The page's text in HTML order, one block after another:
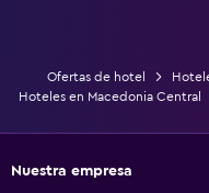
Ofertas de hotel
Hoteles en Macedonia Central
Nuestra empresa